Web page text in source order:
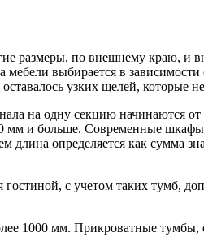
размеры, по внешнему краю, и
выбирается в зависимости
узких щелей, которые
на одну секцию начинаются от
мм и больше. Современные
определяется как сумма
с учетом таких тумб,
1000 мм. Прикроватные тумбы,